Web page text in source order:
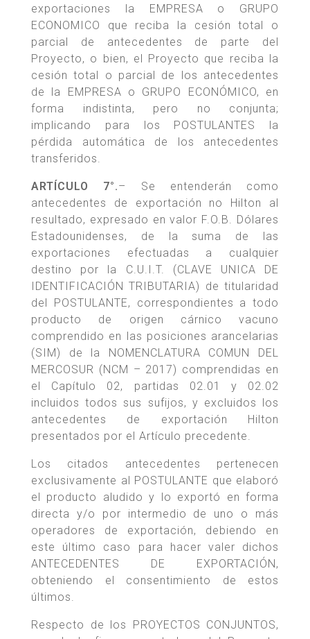
exportaciones la EMPRESA o GRUPO
ECONOMICO que reciba la cesión total o
parcial de antecedentes de parte del
Proyecto, o bien, el Proyecto que reciba la
cesión total o parcial de los antecedentes
de la EMPRESA o GRUPO ECONÓMICO, en
forma indistinta, pero no conjunta;
implicando para los POSTULANTES la
pérdida automática de los antecedentes
transferidos.
ARTÍCULO 7°.– Se entenderán como
antecedentes de exportación no Hilton al
resultado, expresado en valor F.O.B. Dólares
Estadounidenses, de la suma de las
exportaciones efectuadas a cualquier
destino por la C.U.I.T. (CLAVE UNICA DE
IDENTIFICACIÓN TRIBUTARIA) de titularidad
del POSTULANTE, correspondientes a todo
producto de origen cárnico vacuno
comprendido en las posiciones arancelarias
(SIM) de la NOMENCLATURA COMUN DEL
MERCOSUR (NCM – 2017) comprendidas en
el Capítulo 02, partidas 02.01 y 02.02
incluidos todos sus sufijos, y excluidos los
antecedentes de exportación Hilton
presentados por el Artículo precedente.
Los citados antecedentes pertenecen
exclusivamente al POSTULANTE que elaboró
el producto aludido y lo exportó en forma
directa y/o por intermedio de uno o más
operadores de exportación, debiendo en
este último caso para hacer valer dichos
ANTECEDENTES DE EXPORTACIÓN,
obteniendo el consentimiento de estos
últimos.
Respecto de los PROYECTOS CONJUNTOS,